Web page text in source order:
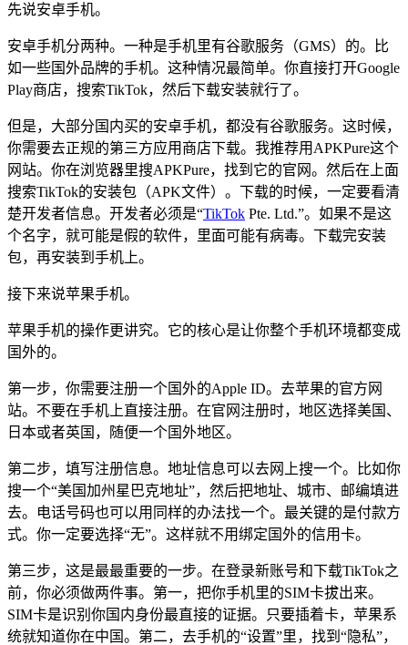
先说安卓手机。
安卓手机分两种。一种是手机里有谷歌服务（GMS）的。比
如一些国外品牌的手机。这种情况最简单。你直接打开Google
Play商店，搜索TikTok，然后下载安装就行了。
但是，大部分国内买的安卓手机，都没有谷歌服务。这时候，
你需要去正规的第三方应用商店下载。我推荐用APKPure这个
网站。你在浏览器里搜APKPure，找到它的官网。然后在上面
搜索TikTok的安装包（APK文件）。下载的时候，一定要看清
楚开发者信息。开发者必须是“TikTok Pte. Ltd.”。如果不是这
个名字，就可能是假的软件，里面可能有病毒。下载完安装
包，再安装到手机上。
接下来说苹果手机。
苹果手机的操作更讲究。它的核心是让你整个手机环境都变成
国外的。
第一步，你需要注册一个国外的Apple ID。去苹果的官方网
站。不要在手机上直接注册。在官网注册时，地区选择美国、
日本或者英国，随便一个国外地区。
第二步，填写注册信息。地址信息可以去网上搜一个。比如你
搜一个“美国加州星巴克地址”，然后把地址、城市、邮编填进
去。电话号码也可以用同样的办法找一个。最关键的是付款方
式。你一定要选择“无”。这样就不用绑定国外的信用卡。
第三步，这是最最重要的一步。在登录新账号和下载TikTok之
前，你必须做两件事。第一，把你手机里的SIM卡拔出来。
SIM卡是识别你国内身份最直接的证据。只要插着卡，苹果系
统就知道你在中国。第二，去手机的“设置”里，找到“隐私”，